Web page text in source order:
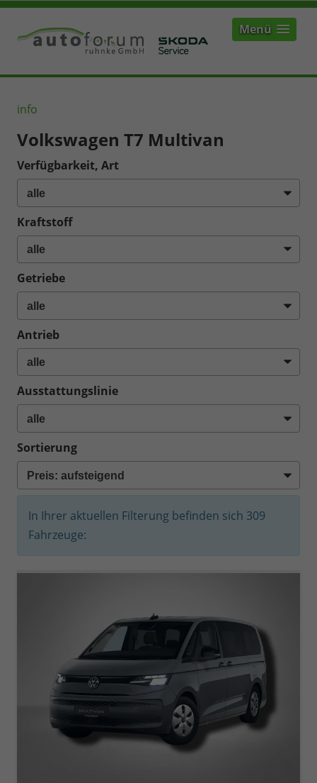
Menü
info
Volkswagen T7 Multivan
Verfügbarkeit, Art
Kraftstoff
Getriebe
Antrieb
Ausstattungslinie
Sortierung
In Ihrer aktuellen Filterung befinden sich 309
Fahrzeuge: